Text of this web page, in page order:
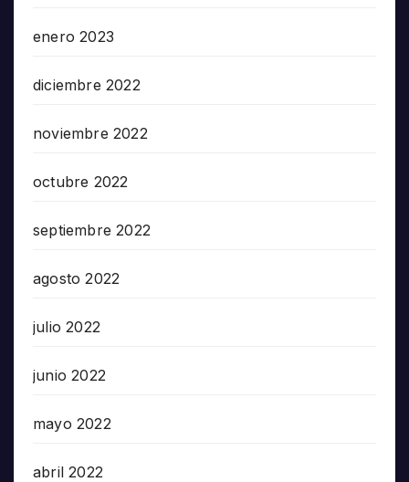
enero 2023
diciembre 2022
noviembre 2022
octubre 2022
septiembre 2022
agosto 2022
julio 2022
junio 2022
mayo 2022
abril 2022